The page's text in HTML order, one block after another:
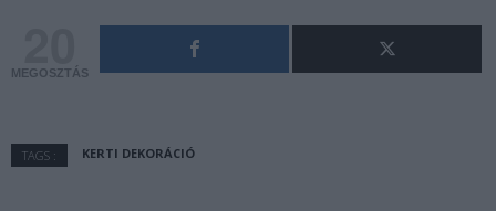
MEGOSZTÁS
TAGS : KERTI DEKORÁCIÓ